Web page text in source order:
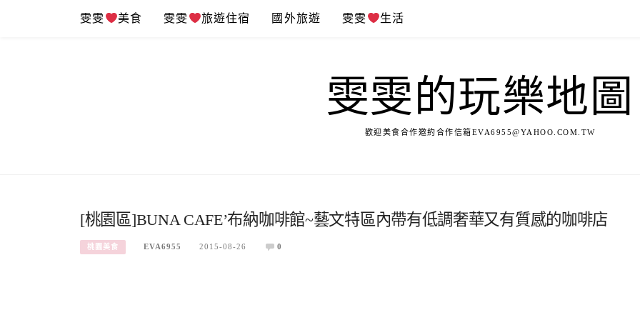
雯雯 美食 雯雯 旅遊住宿 國外旅遊 雯雯 生活
雯雯的玩樂地圖
歡迎美食合作邀約合作信箱EVA6955@YAHOO.COM.TW
[桃園區]BUNA CAFE’布納咖啡館~藝文特區內帶有低調奢華又有質感的咖啡店
桃園美食 EVA6955 2015-08-26 0